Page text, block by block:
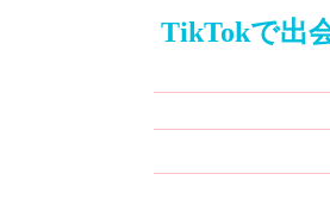
TikTokで出